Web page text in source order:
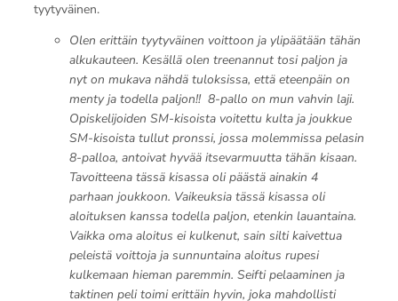
tyytyväinen.
Olen erittäin tyytyväinen voittoon ja ylipäätään tähän
alkukauteen. Kesällä olen treenannut tosi paljon ja
nyt on mukava nähdä tuloksissa, että eteenpäin on
menty ja todella paljon!! 8-pallo on mun vahvin laji.
Opiskelijoiden SM-kisoista voitettu kulta ja joukkue
SM-kisoista tullut pronssi, jossa molemmissa pelasin
8-palloa, antoivat hyvää itsevarmuutta tähän kisaan.
Tavoitteena tässä kisassa oli päästä ainakin 4
parhaan joukkoon. Vaikeuksia tässä kisassa oli
aloituksen kanssa todella paljon, etenkin lauantaina.
Vaikka oma aloitus ei kulkenut, sain silti kaivettua
peleistä voittoja ja sunnuntaina aloitus rupesi
kulkemaan hieman paremmin. Seifti pelaaminen ja
taktinen peli toimi erittäin hyvin, joka mahdollisti